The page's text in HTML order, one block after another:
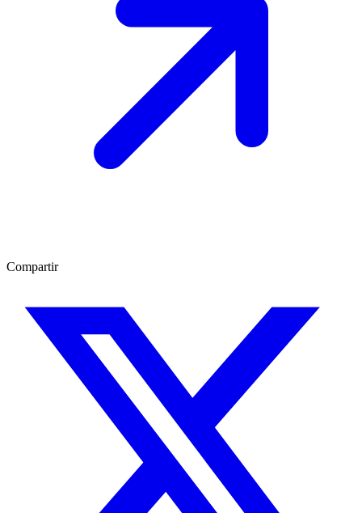
Compartir